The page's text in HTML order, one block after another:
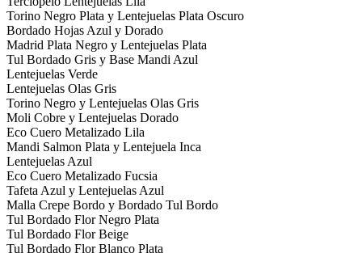
Torino Negro Plata y Lentejuelas Plata Oscuro
Bordado Hojas Azul y Dorado
Madrid Plata Negro y Lentejuelas Plata
Tul Bordado Gris y Base Mandi Azul
Lentejuelas Verde
Lentejuelas Olas Gris
Torino Negro y Lentejuelas Olas Gris
Moli Cobre y Lentejuelas Dorado
Eco Cuero Metalizado Lila
Mandi Salmon Plata y Lentejuela Inca
Lentejuelas Azul
Eco Cuero Metalizado Fucsia
Tafeta Azul y Lentejuelas Azul
Malla Crepe Bordo y Bordado Tul Bordo
Tul Bordado Flor Negro Plata
Tul Bordado Flor Beige
Tul Bordado Flor Blanco Plata